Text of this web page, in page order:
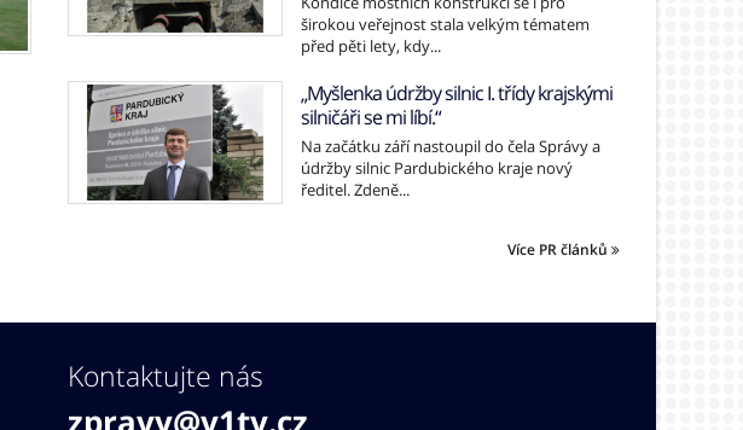
širokou veřejnost stala velkým tématem
před pěti lety, kdy...
„Myšlenka údržby silnic I. třídy krajskými
silničáři se mi líbí.“
Na začátku září nastoupil do čela Správy a
údržby silnic Pardubického kraje nový
ředitel. Zdeně...
Více PR článků
Kontaktujte nás